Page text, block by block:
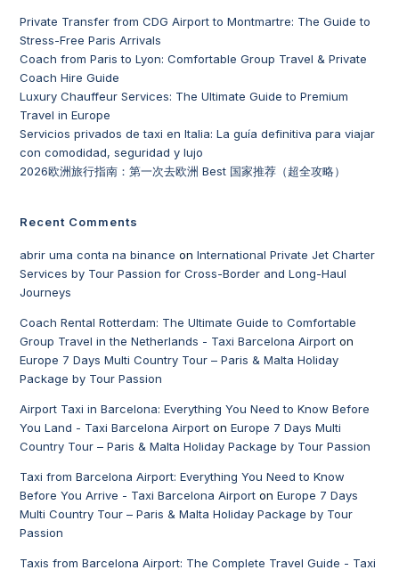
Private Transfer from CDG Airport to Montmartre: The Guide to
Stress-Free Paris Arrivals
Coach from Paris to Lyon: Comfortable Group Travel & Private
Coach Hire Guide
Luxury Chauffeur Services: The Ultimate Guide to Premium
Travel in Europe
Servicios privados de taxi en Italia: La guía definitiva para viajar
con comodidad, seguridad y lujo
2026欧洲旅行指南：第一次去欧洲 Best 国家推荐（超全攻略）
Recent Comments
abrir uma conta na binance onInternational Private Jet Charter
Services by Tour Passion for Cross-Border and Long-Haul
Journeys
Coach Rental Rotterdam: The Ultimate Guide to Comfortable
Group Travel in the Netherlands - Taxi Barcelona Airport on
Europe 7 Days Multi Country Tour – Paris & Malta Holiday
Package by Tour Passion
Airport Taxi in Barcelona: Everything You Need to Know Before
You Land - Taxi Barcelona Airport onEurope 7 Days Multi
Country Tour – Paris & Malta Holiday Package by Tour Passion
Taxi from Barcelona Airport: Everything You Need to Know
Before You Arrive - Taxi Barcelona Airport onEurope 7 Days
Multi Country Tour – Paris & Malta Holiday Package by Tour
Passion
Taxis from Barcelona Airport: The Complete Travel Guide - Taxi